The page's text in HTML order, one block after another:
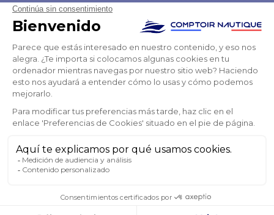
de 10 años en el Comercio
Internacional y miles de paquetes
enviados a los 4 rincones del globo,
Comptoir Nautique se ha convertido
en un experto en entregas a escala
Aunque el cálculo de los gastos de
muestra en la página de su Cesta de
la Compra, es posible que tengamos
Comptoir Nautique se pondrá en